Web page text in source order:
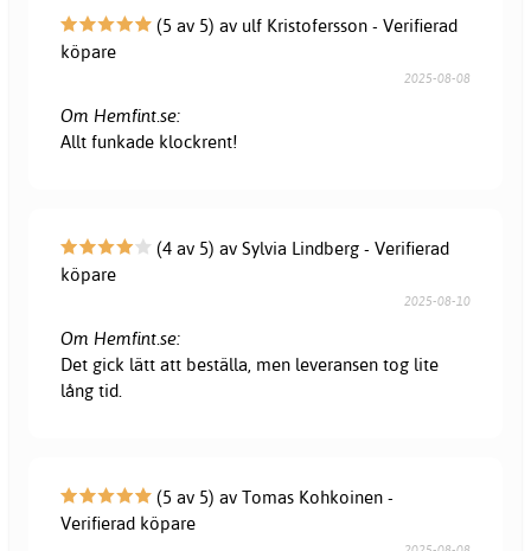
(5 av 5) av ulf Kristofersson - Verifierad
köpare
2025-08-08
Om Hemfint.se:
Allt funkade klockrent!
(4 av 5) av Sylvia Lindberg - Verifierad
köpare
2025-08-10
Om Hemfint.se:
Det gick lätt att beställa, men leveransen tog lite
lång tid.
(5 av 5) av Tomas Kohkoinen -
Verifierad köpare